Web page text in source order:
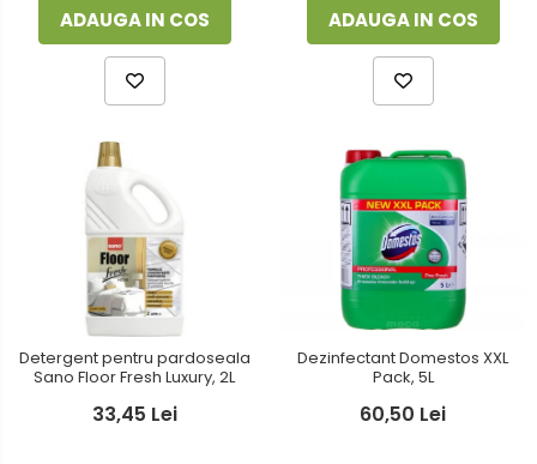
ADAUGA IN COS ADAUGA IN COS
Detergent pentru pardoseala
Sano Floor Fresh Luxury, 2L
33,45 Lei
Dezinfectant Domestos XXL
Pack, 5L
60,50 Lei